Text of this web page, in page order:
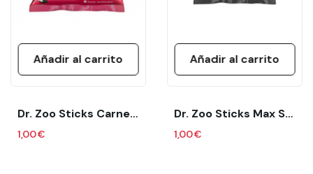
Añadir al carrito
Dr. Zoo Sticks Carne Asada 50 Gr
1,00 €
Añadir al carrito
Dr. Zoo Sticks Max Salchicha 50 Gr
1,00 €